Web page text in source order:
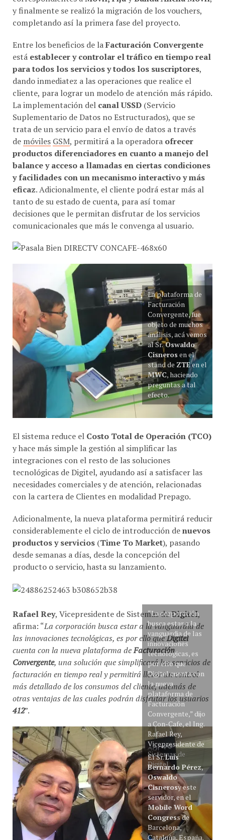
y finalmente se realizó la migración de los vouchers,
completando así la primera fase del proyecto.
Entre los beneficios de la Facturación Convergente
está establecer y controlar el tráfico en tiempo real
para todos los servicios y todos los suscriptores
dando inmediatez a las operaciones que realice el
cliente, para lograr un modelo de atención más rápido.
La implementación del canal USSD (Servicio
Suplementario de Datos no Estructurados), que se
trata de un servicio para el envío de datos a través
de móviles GSM , permitirá a la operadora ofrecer
productos diferenciadores en cuanto a manejo del
balance y acceso a llamadas en ciertas condiciones
y facilidades con un mecanismo interactivo y más
eficaz . Adicionalmente, el cliente podrá estar más al
tanto de su estado de cuenta, para así tomar
decisiones que le permitan disfrutar de los servicios
comunicacionales que más le convenga al usuario.
La plataforma de
Facturación
Convergente, fue
objeto de muchos
análisis, acá vemos
al Sr.Oswaldo
Cisneros en el
stand de ZTEen el
MWC , haciendo
preguntas a tal
efecto.
El sistema reduce el Costo Total de Operación (TCO)
y hace más simple la gestión al simplificar las
integraciones con el resto de las soluciones
tecnológicas de Digitel, ayudando así a satisfacer las
necesidades comerciales y de atención, relacionadas
con la cartera de Clientes en modalidad Prepago.
Adicionalmente, la nueva plataforma permitirá reducir
considerablemente el ciclo de introducción denuevos
productos y servicios (Time To Market), pasando
desde semanas a días, desde la concepción del
producto o servicio, hasta su lanzamiento.
“La corporación
busca estar a la
vanguardia de las
innovaciones
tecnológicas, es
por ello que
Digitel cuenta con
la nueva
plataforma de
Facturación
Convergente,” dijo
a Con-Cafe, el Ing.
Rafael Rey,
Vicepresidente de
Sistemas de
Digitel.
Rafael Rey, Vicepresidente de Sistemas deDigitel,
afirma: “La corporación busca estar a la vanguardia de
las innovaciones tecnológicas, es por ello queDigitel
cuenta con la nueva plataforma de Facturación
Convergente, una solución que simplificará los servicios de
facturación en tiempo real y permitirá llevar un control
más detallado de los consumos del cliente, además de
otras ventajas de las cuales podrán disfrutar los usuarios
412”.
El Sr.Luis
Bernardo Pérez
Oswaldo
Cisnerosy este
servidor, en el
Mobile Word
Congress de
Barcelona,
Cataluña, España.